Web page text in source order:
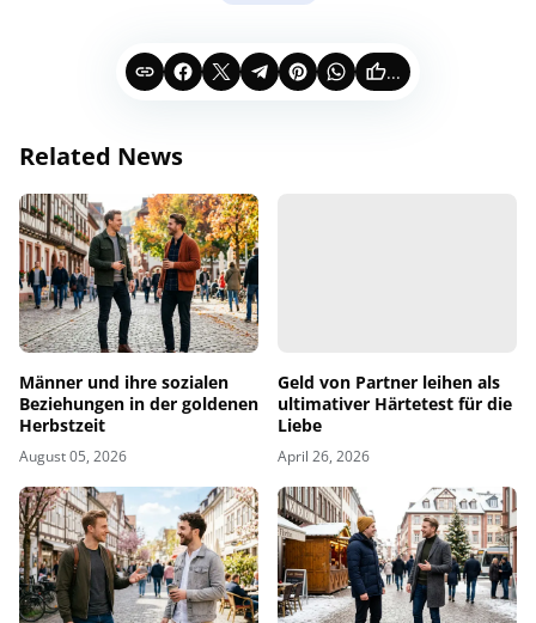
...
Related News
Männer und ihre sozialen
Beziehungen in der goldenen
Herbstzeit
August 05, 2026
Geld von Partner leihen als
ultimativer Härtetest für die
Liebe
April 26, 2026